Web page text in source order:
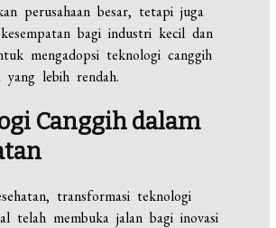
perusahaan besar, tetapi juga
bagi industri kecil dan
mengadopsi teknologi canggih
yang lebih rendah.
Canggih dalam
transformasi teknologi
telah membuka jalan bagi inovasi